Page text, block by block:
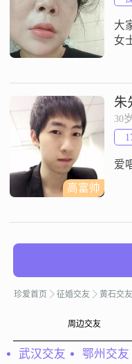
心
大
女
活
细
关
随
执
高富帅
朱
30岁
爱
珍爱首页 征婚交友 黄石交友
周边交友
武汉交友 鄂州交友